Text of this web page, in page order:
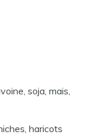
soja, mais,
haricots